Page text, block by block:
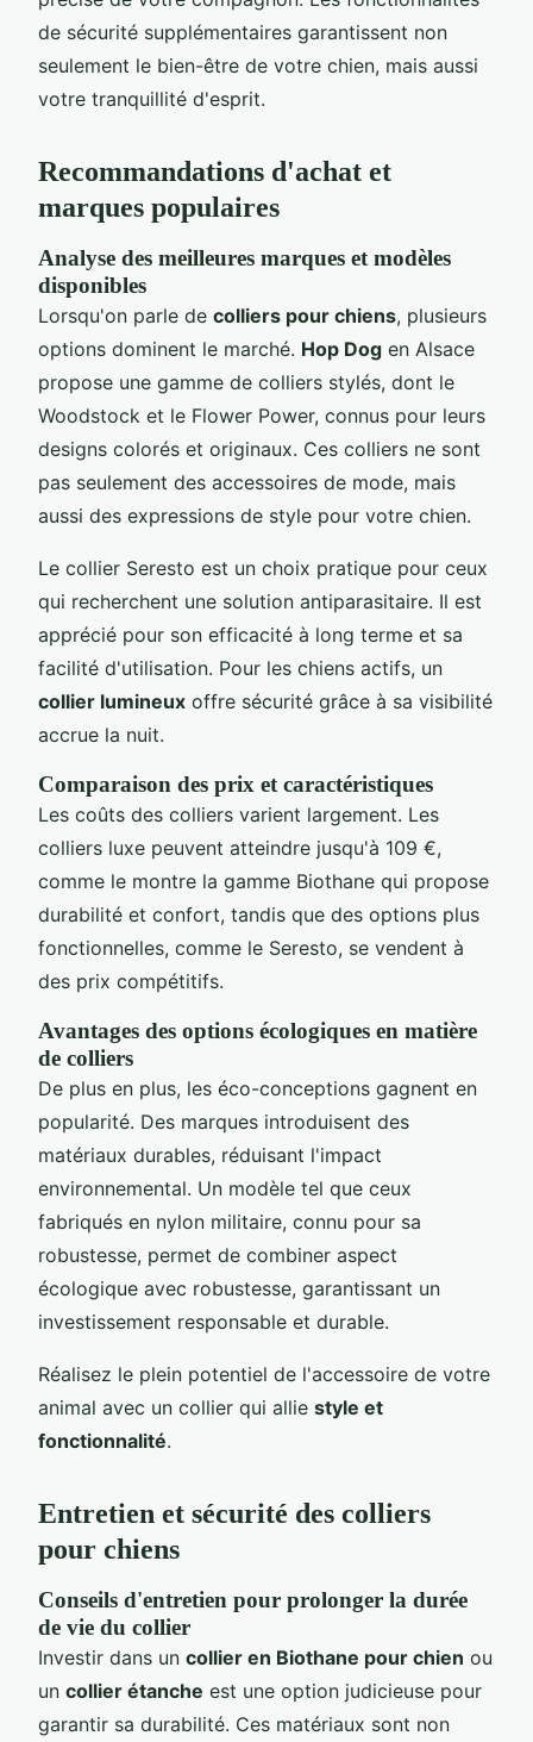
de sécurité supplémentaires garantissent non
seulement le bien-être de votre chien, mais aussi
votre tranquillité d'esprit.
Recommandations d'achat et
marques populaires
Analyse des meilleures marques et modèles
disponibles
Lorsqu'on parle de colliers pour chiens, plusieurs
options dominent le marché. Hop Dog en Alsace
propose une gamme de colliers stylés, dont le
Woodstock et le Flower Power, connus pour leurs
designs colorés et originaux. Ces colliers ne sont
pas seulement des accessoires de mode, mais
aussi des expressions de style pour votre chien.
Le collier Seresto est un choix pratique pour ceux
qui recherchent une solution antiparasitaire. Il est
apprécié pour son efficacité à long terme et sa
facilité d'utilisation. Pour les chiens actifs, un
collier lumineux offre sécurité grâce à sa visibilité
accrue la nuit.
Comparaison des prix et caractéristiques
Les coûts des colliers varient largement. Les
colliers luxe peuvent atteindre jusqu'à 109 €,
comme le montre la gamme Biothane qui propose
durabilité et confort, tandis que des options plus
fonctionnelles, comme le Seresto, se vendent à
des prix compétitifs.
Avantages des options écologiques en matière
de colliers
De plus en plus, les éco-conceptions gagnent en
popularité. Des marques introduisent des
matériaux durables, réduisant l'impact
environnemental. Un modèle tel que ceux
fabriqués en nylon militaire, connu pour sa
robustesse, permet de combiner aspect
écologique avec robustesse, garantissant un
investissement responsable et durable.
Réalisez le plein potentiel de l'accessoire de votre
animal avec un collier qui allie style et
fonctionnalité.
Entretien et sécurité des colliers
pour chiens
Conseils d'entretien pour prolonger la durée
de vie du collier
Investir dans un collier en Biothane pour chien ou
un collier étanche est une option judicieuse pour
garantir sa durabilité. Ces matériaux sont non